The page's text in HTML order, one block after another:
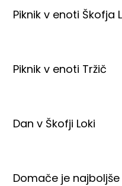
Piknik v enoti Škofja
Piknik v enoti Tržič
Dan v Škofji Loki
Domače je najboljše